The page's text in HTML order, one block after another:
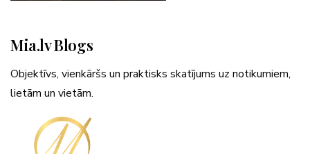
Mia.lv Blogs
Objektīvs, vienkāršs un praktisks skatījums uz notikumiem,
lietām un vietām.